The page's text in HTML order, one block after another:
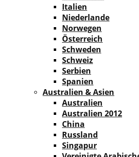
Italien
Niederlande
Norwegen
Österreich
Schweden
Schweiz
Serbien
Spanien
Australien & Asien
Australien
Australien 2012
China
Russland
Singapur